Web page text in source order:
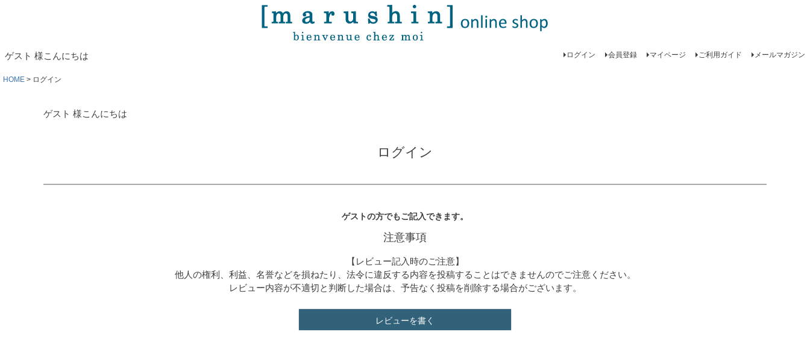
ゲスト 様こんにちは ログイン 会員登録 マイページ ご利用ガイド メールマガジン
HOME ログイン
ゲスト 様こんにちは
ログイン
ゲストの方でもご記入できます。
注意事項
【レビュー記入時のご注意】
他人の権利、利益、名誉などを損ねたり、法令に違反する内容を投稿することはできませんのでご注意ください。
レビュー内容が不適切と判断した場合は、予告なく投稿を削除する場合がございます。
レビューを書く